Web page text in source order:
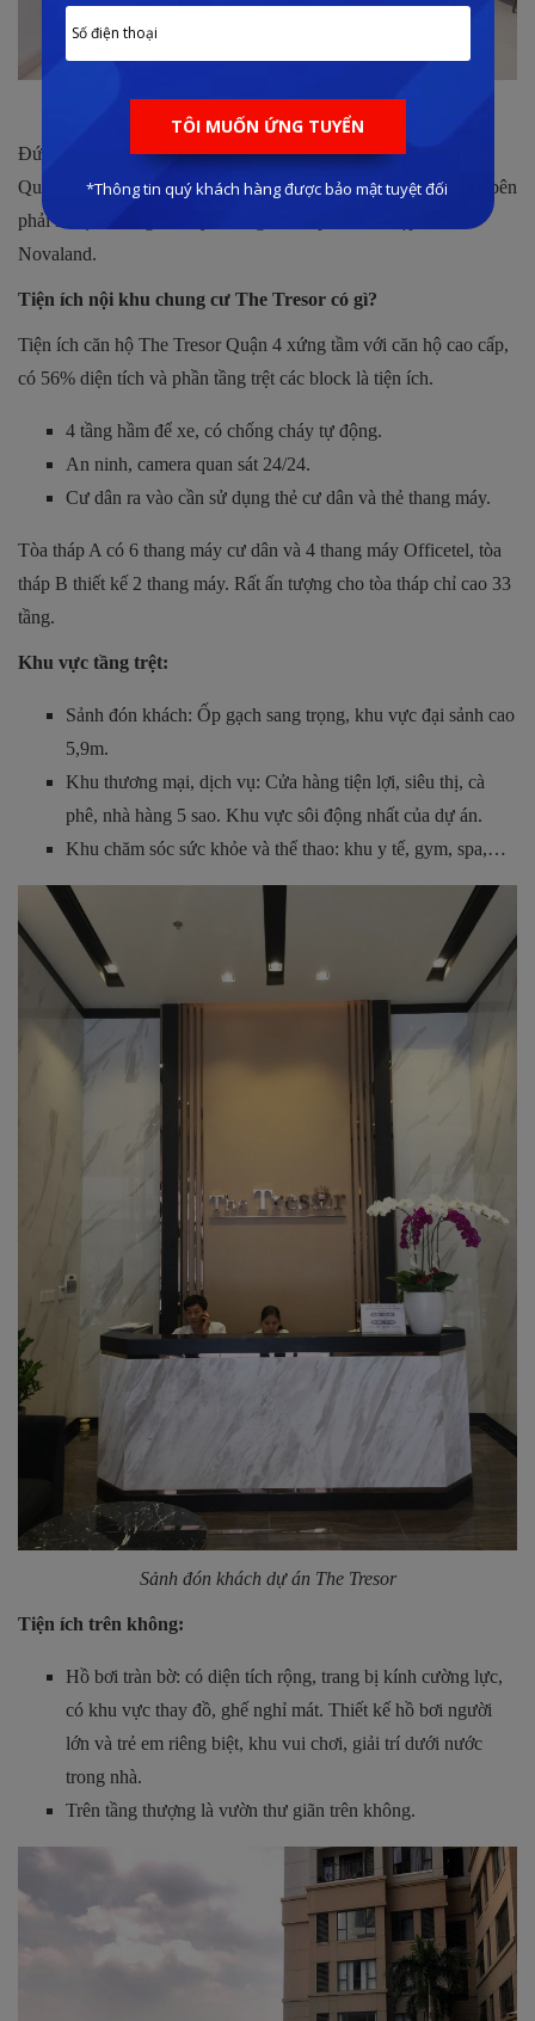
Đứng tại căn hộ chung cư Quận 4 có thể thấy tòa nhà Bitexco,
Quận 7 và cầu Khánh Hội. Phía bên trái của dự án là Icon 56, bên
phải là dự án Saigon Royal cũng là sản phẩm của tập đoàn
Novaland.
Tiện ích nội khu chung cư The Tresor có gì?
Tiện ích căn hộ The Tresor Quận 4 xứng tầm với căn hộ cao cấp,
có 56% diện tích và phần tầng trệt các block là tiện ích.
4 tầng hầm để xe, có chống cháy tự động.
An ninh, camera quan sát 24/24.
Cư dân ra vào cần sử dụng thẻ cư dân và thẻ thang máy.
Tòa tháp A có 6 thang máy cư dân và 4 thang máy Officetel, tòa
tháp B thiết kế 2 thang máy. Rất ấn tượng cho tòa tháp chỉ cao 33
tầng.
Khu vực tầng trệt:
Sảnh đón khách: Ốp gạch sang trọng, khu vực đại sảnh cao
5,9m.
Khu thương mại, dịch vụ: Cửa hàng tiện lợi, siêu thị, cà
phê, nhà hàng 5 sao. Khu vực sôi động nhất của dự án.
Khu chăm sóc sức khỏe và thể thao: khu y tế, gym, spa,…
Sảnh đón khách dự án The Tresor
Tiện ích trên không:
Hồ bơi tràn bờ: có diện tích rộng, trang bị kính cường lực,
có khu vực thay đồ, ghế nghỉ mát. Thiết kế hồ bơi người
lớn và trẻ em riêng biệt, khu vui chơi, giải trí dưới nước
trong nhà.
Trên tầng thượng là vườn thư giãn trên không.